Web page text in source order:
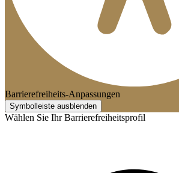
Barrierefreiheits-Anpassungen
Symbolleiste ausblenden
Wählen Sie Ihr Barrierefreiheitsprofil